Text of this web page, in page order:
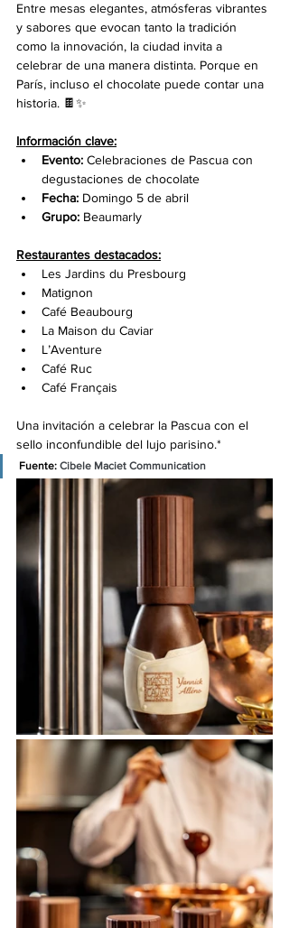
Entre mesas elegantes, atmósferas vibrantes
y sabores que evocan tanto la tradición
como la innovación, la ciudad invita a
celebrar de una manera distinta. Porque en
París, incluso el chocolate puede contar una
historia. 🍫✨
Información clave:
Evento: Celebraciones de Pascua con
degustaciones de chocolate
Fecha: Domingo 5 de abril
Grupo: Beaumarly
Restaurantes destacados:
Les Jardins du Presbourg
Matignon
Café Beaubourg
La Maison du Caviar
L’Aventure
Café Ruc
Café Français
Una invitación a celebrar la Pascua con el
sello inconfundible del lujo parisino.*
Fuente: Cibele Maciet Communication